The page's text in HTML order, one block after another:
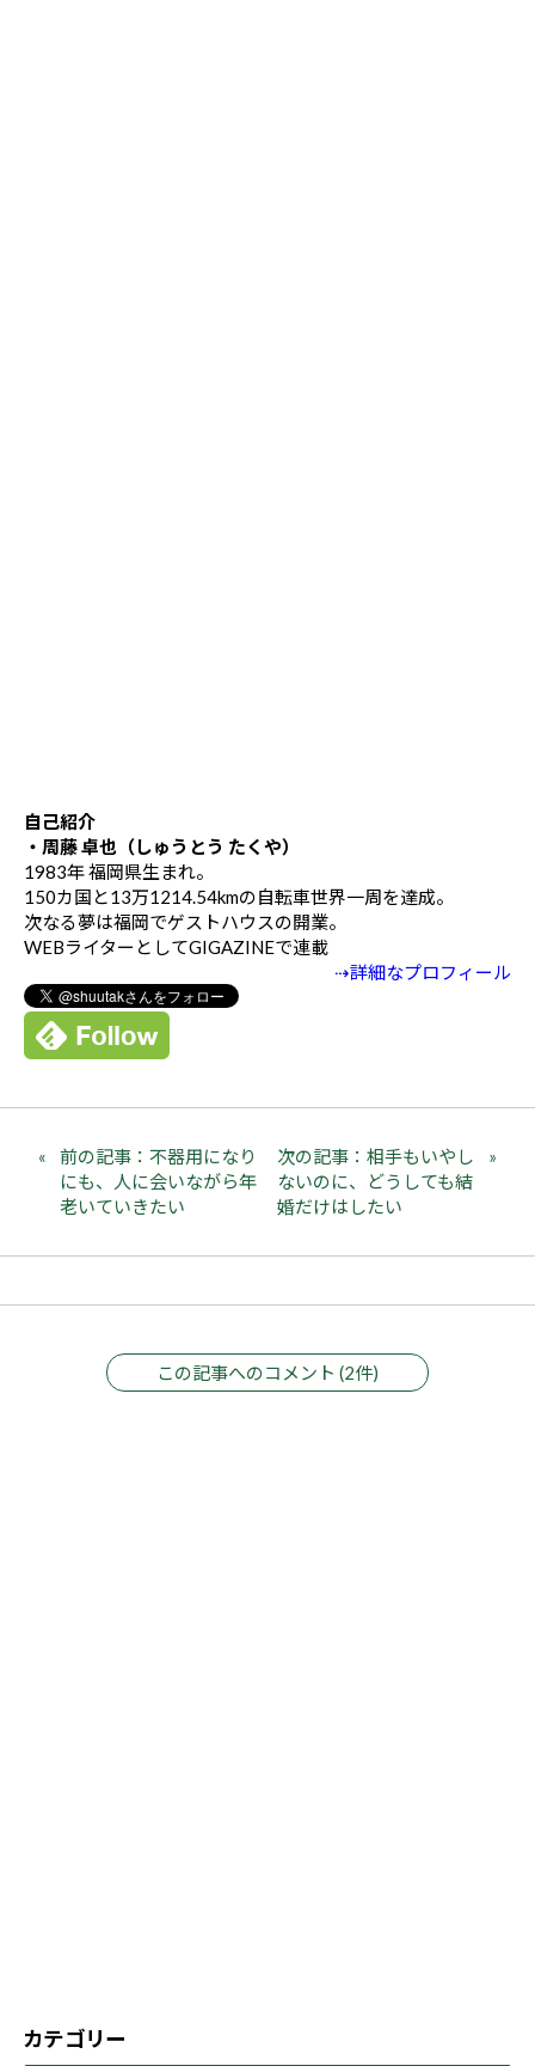
自己紹介
・周藤 卓也（しゅうとう たくや）
1983年 福岡県生まれ。
150カ国と13万1214.54kmの自転車世界一周を達成。
次なる夢は福岡でゲストハウスの開業。
WEBライターとしてGIGAZINEで連載
⇢詳細なプロフィール
前の記事：不器用になり
にも、人に会いながら年
老いていきたい
次の記事：相手もいやし
ないのに、どうしても結
婚だけはしたい
この記事へのコメント (2件)
カテゴリー